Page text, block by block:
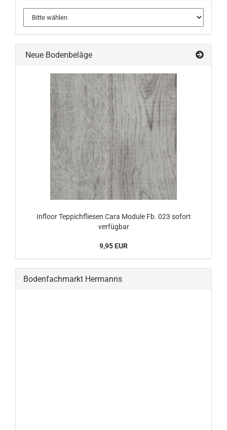
Neue Bodenbeläge
Infloor Teppichfliesen Cara Module Fb. 023 sofort
verfügbar
9,95 EUR
Bodenfachmarkt Hermanns